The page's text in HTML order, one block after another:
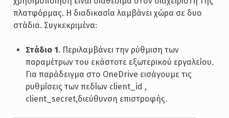
πλατφόρμας. Η διαδικασία λαμβάνει χώρα σε δυο
στάδια. Συγκεκριμένα:
Στάδιο 1. Περιλαμβάνει την ρύθμιση των
παραμέτρων του εκάστοτε εξωτερικού εργαλείου.
Για παράδειγμα στο OneDrive εισάγουμε τις
ρυθμίσεις των πεδίων client_id ,
client_secret,διεύθυνση επιστροφής.